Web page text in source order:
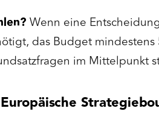
Wenn eine
das Budget
im Mittelpunkt